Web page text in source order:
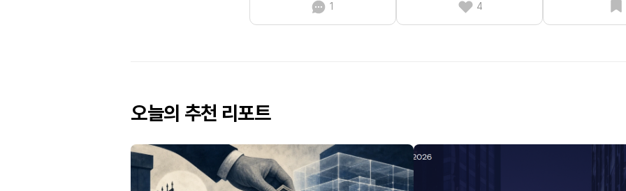
1
4
오늘의 추천 리포트